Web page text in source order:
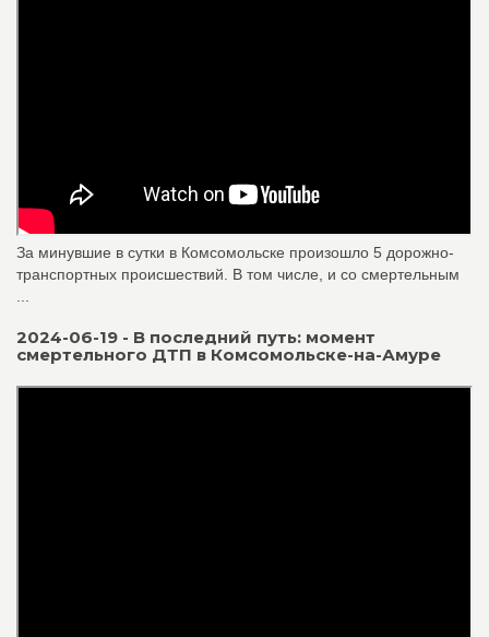
За минувшие в сутки в Комсомольске произошло 5 дорожно-
транспортных происшествий. В том числе, и со смертельным
2024-06-19 - В последний путь: момент
смертельного ДТП в Комсомольске-на-Амуре